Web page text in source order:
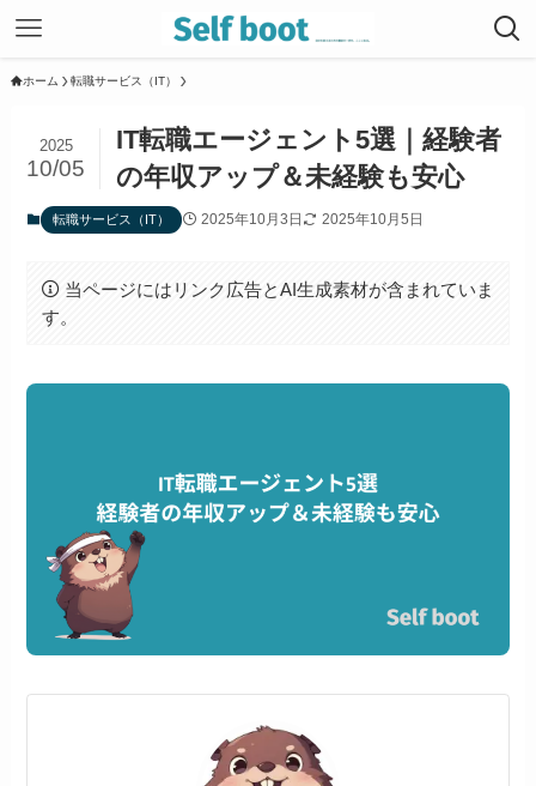
ホーム 転職サービス（IT）
IT転職エージェント5選｜経験者
の年収アップ＆未経験も安心
2025
10/05
転職サービス（IT） 2025年10月3日 2025年10月5日
当ページにはリンク広告とAI生成素材が含まれていま
す。